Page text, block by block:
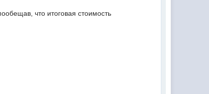
что итоговая стоимость